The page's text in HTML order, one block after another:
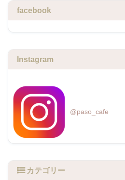
facebook
Instagram
@paso_cafe
カテゴリー